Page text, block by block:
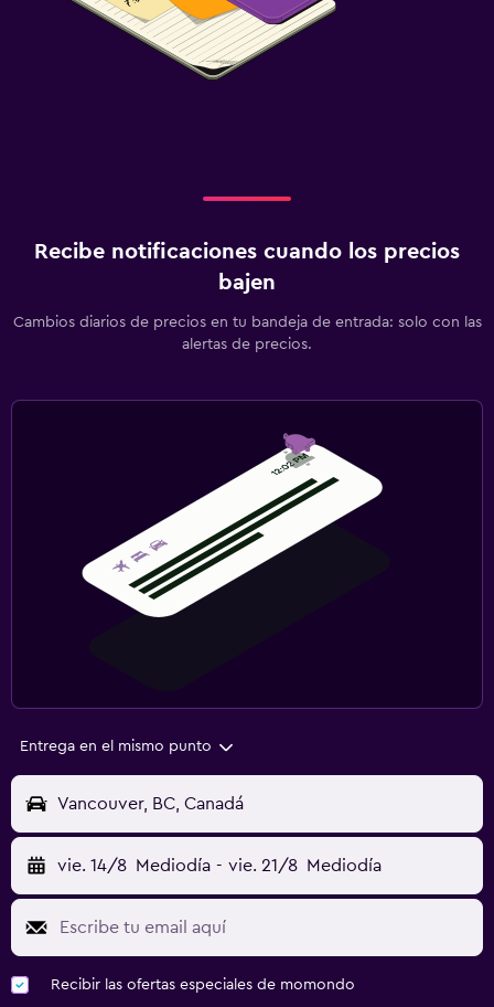
Recibe notificaciones cuando los precios
bajen
Cambios diarios de precios en tu bandeja de entrada: solo con las
alertas de precios.
Entrega en el mismo punto
Vancouver, BC, Canadá
vie. 14/8 Mediodía - vie. 21/8 Mediodía
Recibir las ofertas especiales de momondo